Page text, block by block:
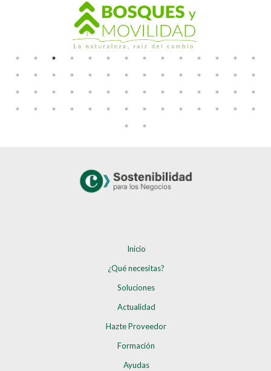
Inicio
¿Qué necesitas?
Soluciones
Actualidad
Hazte Proveedor
Formación
Ayudas